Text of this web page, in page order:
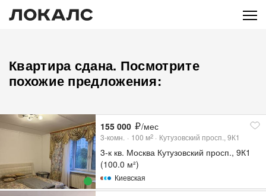
Квартира сдана. Посмотрите
похожие предложения:
155 000 /мес
3-комн. 100 м2 Кутузовский просп., 9К1
3-к кв. Москва Кутузовский просп., 9К1
(100.0 м²)
Киевская